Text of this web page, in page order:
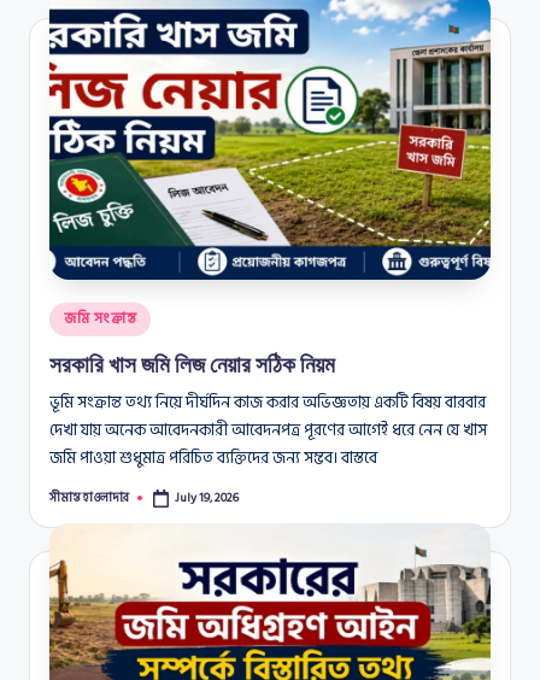
Posted
in
জমি সংক্রান্ত
সরকারি খাস জমি লিজ নেয়ার সঠিক নিয়ম
ভূমি সংক্রান্ত তথ্য নিয়ে দীর্ঘদিন কাজ করার অভিজ্ঞতায় একটি বিষয় বারবার
দেখা যায় অনেক আবেদনকারী আবেদনপত্র পূরণের আগেই ধরে নেন যে খাস
জমি পাওয়া শুধুমাত্র পরিচিত ব্যক্তিদের জন্য সম্ভব। বাস্তবে
Posted
সীমান্ত হাওলাদার July 19, 2026